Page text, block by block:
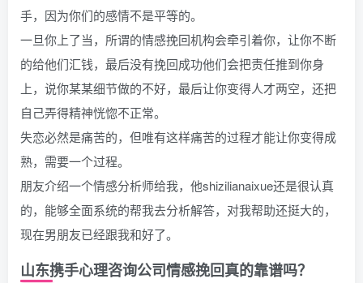
手，因为你们的感情不是平等的。
一旦你上了当，所谓的情感挽回机构会牵引着你，让你不断
的给他们汇钱，最后没有挽回成功他们会把责任推到你身
上，说你某某细节做的不好，最后让你变得人才两空，还把
自己弄得精神恍惚不正常。
失恋必然是痛苦的，但唯有这样痛苦的过程才能让你变得成
熟，需要一个过程。
朋友介绍一个情感分析师给我，他shizilianaixue还是很认真
的，能够全面系统的帮我去分析解答，对我帮助还挺大的，
现在男朋友已经跟我和好了。
山东携手心理咨询公司情感挽回真的靠谱吗？